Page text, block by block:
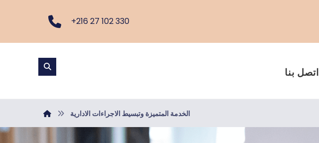
+216 27 102 330
اتصل بنا
الخدمة المتميزة وتبسيط الاجراءات الادارية